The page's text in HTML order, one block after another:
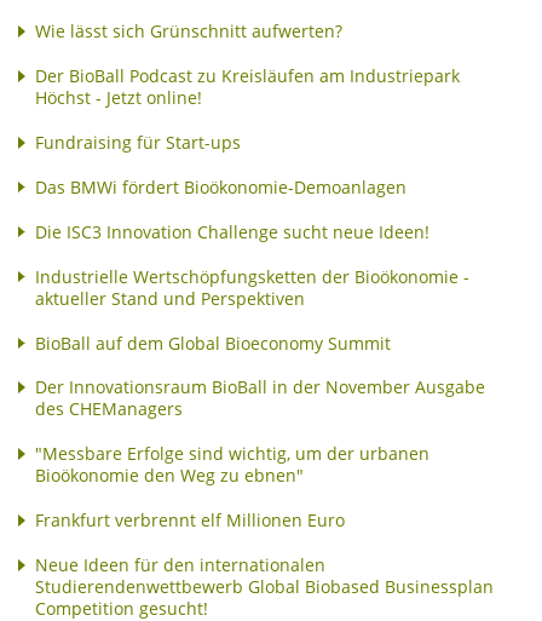
Wie lässt sich Grünschnitt aufwerten?
Der BioBall Podcast zu Kreisläufen am Industriepark
Höchst - Jetzt online!
Fundraising für Start-ups
Das BMWi fördert Bioökonomie-Demoanlagen
Die ISC3 Innovation Challenge sucht neue Ideen!
Industrielle Wertschöpfungsketten der Bioökonomie -
aktueller Stand und Perspektiven
BioBall auf dem Global Bioeconomy Summit
Der Innovationsraum BioBall in der November Ausgabe
des CHEManagers
"Messbare Erfolge sind wichtig, um der urbanen
Bioökonomie den Weg zu ebnen"
Frankfurt verbrennt elf Millionen Euro
Neue Ideen für den internationalen
Studierendenwettbewerb Global Biobased Businessplan
Competition gesucht!